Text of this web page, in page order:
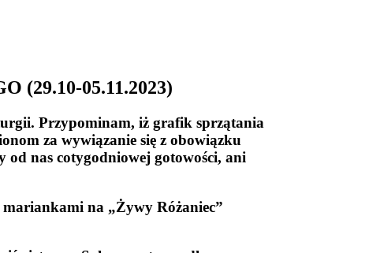
(29.10-05.11.2023)
Przypominam, iż grafik sprzątania
za wywiązanie się z obowiązku
od nas cotygodniowej gotowości, ani
na „Żywy Różaniec”